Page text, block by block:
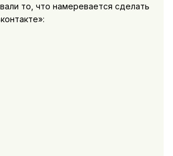
то, что намеревается сделать